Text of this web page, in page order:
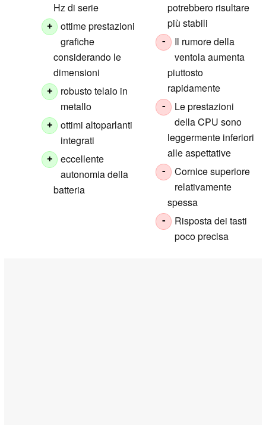
Hz di serie
+
ottime prestazioni
grafiche
considerando le
dimensioni
+
robusto telaio in
metallo
+
ottimi altoparlanti
integrati
+
eccellente
autonomia della
batteria
potrebbero risultare
più stabili
-
Il rumore della
ventola aumenta
piuttosto
rapidamente
-
Le prestazioni
della CPU sono
leggermente inferiori
alle aspettative
-
Cornice superiore
relativamente
spessa
-
Risposta dei tasti
poco precisa